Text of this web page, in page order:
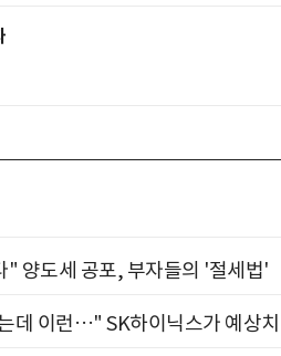
" 양도세 공포, 부자들의 '절세법'
데 이런…" SK하이닉스가 예상